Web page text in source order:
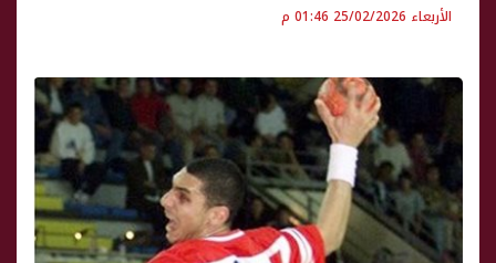
الأربعاء 25/02/2026 01:46 م